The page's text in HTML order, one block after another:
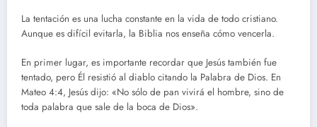
La tentación es una lucha constante en la vida de todo cristiano.
Aunque es difícil evitarla, la Biblia nos enseña cómo vencerla.
En primer lugar, es importante recordar que Jesús también fue
tentado, pero Él resistió al diablo citando la Palabra de Dios. En
Mateo 4:4, Jesús dijo: «No sólo de pan vivirá el hombre, sino de
toda palabra que sale de la boca de Dios».